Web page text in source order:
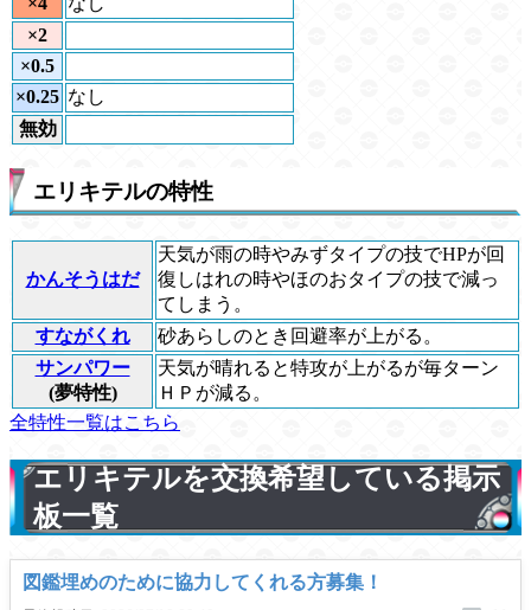
×2
×0.5
×0.25 なし
無効
エリキテルの特性
かんそうはだ
天気が雨の時やみずタイプの技でHPが回
復しはれの時やほのおタイプの技で減っ
てしまう。
すながくれ
砂あらしのとき回避率が上がる。
サンパワー
(夢特性)
天気が晴れると特攻が上がるが毎ターン
ＨＰが減る。
全特性一覧はこちら
エリキテルを交換希望している掲示
板一覧